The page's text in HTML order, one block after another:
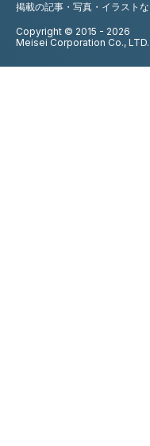
掲載の記事・写真・イラスト
Copyright © 2015 - 2026
Meisei Corporation Co.,